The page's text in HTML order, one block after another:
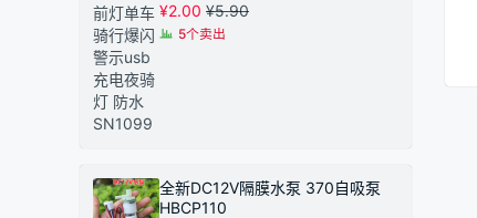
¥2.00 ¥5.90
5个卖出
全新DC12V隔膜水泵 370自吸泵
HBCP110